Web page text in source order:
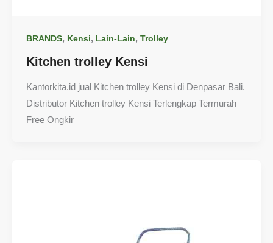
BRANDS, Kensi, Lain-Lain, Trolley
Kitchen trolley Kensi
Kantorkita.id jual Kitchen trolley Kensi di Denpasar Bali.
Distributor Kitchen trolley Kensi Terlengkap Termurah
Free Ongkir